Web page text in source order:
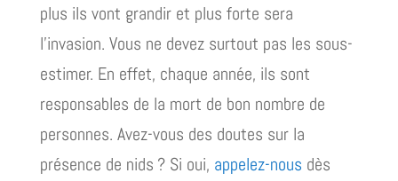
plus ils vont grandir et plus forte sera
l’invasion. Vous ne devez surtout pas les sous-
estimer. En effet, chaque année, ils sont
responsables de la mort de bon nombre de
personnes. Avez-vous des doutes sur la
présence de nids ? Si oui, appelez-nous dès